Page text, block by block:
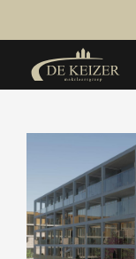
Koopaanbod
Bestaande bouw
Internationaal
Nieuwbouw
Bedrijfsaanbod